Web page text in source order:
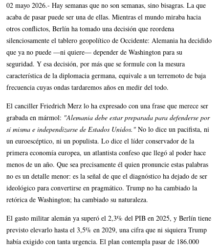
02 mayo 2026.- Hay semanas que no son semanas, sino bisagras. La que
acaba de pasar puede ser una de ellas. Mientras el mundo miraba hacia
otros conflictos, Berlín ha tomado una decisión que reordena
silenciosamente el tablero geopolítico de Occidente: Alemania ha decidido
que ya no puede —ni quiere— depender de Washington para su
seguridad. Y esa decisión, por más que se formule con la mesura
característica de la diplomacia germana, equivale a un terremoto de baja
frecuencia cuyas ondas tardaremos años en medir del todo.
El canciller Friedrich Merz lo ha expresado con una frase que merece ser
grabada en mármol: "Alemania debe estar preparada para defenderse por
sí misma e independizarse de Estados Unidos." No lo dice un pacifista, ni
un euroescéptico, ni un populista. Lo dice el líder conservador de la
primera economía europea, un atlantista confeso que llegó al poder hace
menos de un año. Que sea precisamente él quien pronuncie estas palabras
no es un detalle menor: es la señal de que el diagnóstico ha dejado de ser
ideológico para convertirse en pragmático. Trump no ha cambiado la
retórica de Washington; ha cambiado su naturaleza.
El gasto militar alemán ya superó el 2,3% del PIB en 2025, y Berlín tiene
previsto elevarlo hasta el 3,5% en 2029, una cifra que ni siquiera Trump
había exigido con tanta urgencia. El plan contempla pasar de 186.000